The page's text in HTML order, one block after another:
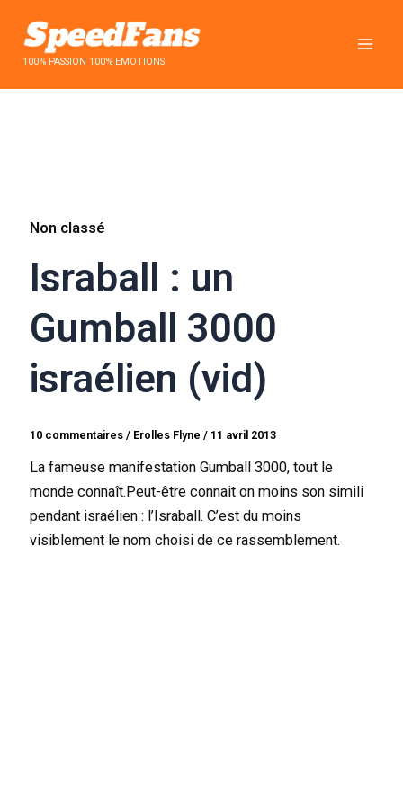
contenu100% PASSION 100% EMOTIONS
Non classé
Israball : un
Gumball 3000
israélien (vid)
10 commentaires / Erolles Flyne/ 11 avril 2013
La fameuse manifestation Gumball 3000, tout le
monde connaît.Peut-être connait on moins son simili
pendant israélien : l’Israball. C’est du moins
visiblement le nom choisi de ce rassemblement.